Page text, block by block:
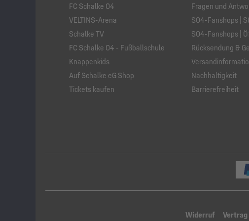
FC Schalke 04
VELTINS-Arena
Schalke TV
FC Schalke 04 - Fußballschule
Knappenkids
Auf Schalke eG Shop
Tickets kaufen
Fragen und
S04-Fanshops |
S04-Fanshops |
Rücksendung &
Nachhaltigkeit
Barrierefreiheit
Widerruf